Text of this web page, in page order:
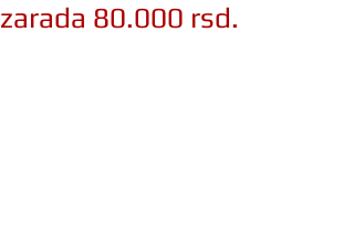
zarada 80.000 rsd.